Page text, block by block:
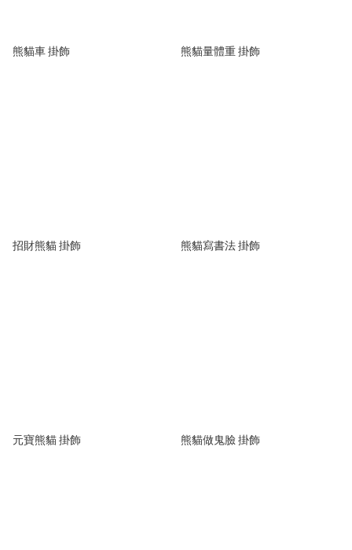
熊貓車 掛飾 熊貓量體重 掛飾
招財熊貓 掛飾 熊貓寫書法 掛飾
元寶熊貓 掛飾 熊貓做鬼臉 掛飾